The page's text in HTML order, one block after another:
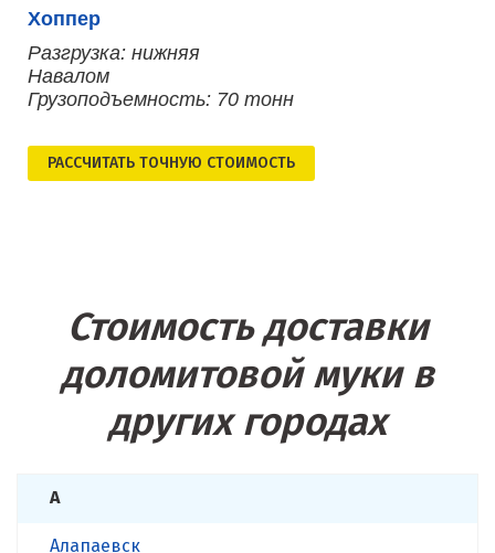
Хоппер
Разгрузка: нижняя
Навалом
Грузоподъемность: 70 тонн
РАСCЧИТАТЬ ТОЧНУЮ СТОИМОСТЬ
Стоимость доставки
доломитовой муки в
других городах
А
Алапаевск